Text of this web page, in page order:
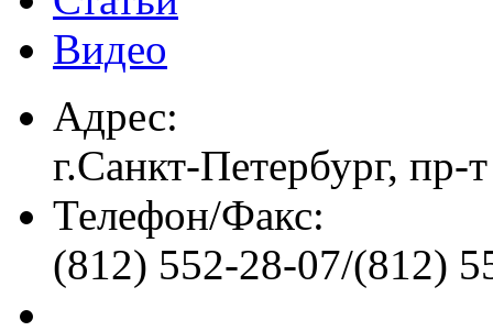
Видео
Адрес:
г.Санкт-Петербург, пр-
Телефон/Факс:
(812) 552-28-07/(812)